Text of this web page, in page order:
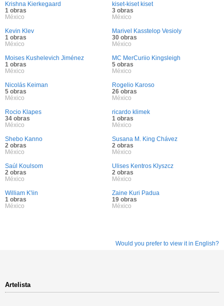
Krishna Kierkegaard
1 obras
México
kiset-kiset kiset
3 obras
México
Kevin Klev
1 obras
México
Marivel Kasstelop Vesioly
30 obras
México
Moises Kushelevich Jiménez
1 obras
México
MC MerCuriio Kingsleigh
5 obras
México
Nicolás Keiman
5 obras
México
Rogelio Karoso
26 obras
México
Rocio Klapes
34 obras
México
ricardo klimek
1 obras
México
Shebo Kanno
2 obras
México
Susana M. King Chávez
2 obras
México
Saúl Koulsom
2 obras
México
Ulises Kentros Klyszcz
2 obras
México
William K'iin
1 obras
México
Zaine Kuri Padua
19 obras
México
Would you prefer to view it in English?
Artelista